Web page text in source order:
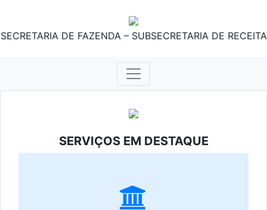
SECRETARIA DE FAZENDA – SUBSECRETARIA DE RECEITA
SERVIÇOS EM DESTAQUE